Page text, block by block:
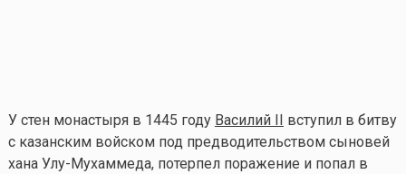
У стен монастыря в 1445 году Василий II вступил в битву
с казанским войском под предводительством сыновей
хана Улу-Мухаммеда, потерпел поражение и попал в